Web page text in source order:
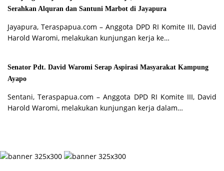
Serahkan Alquran dan Santuni Marbot di Jayapura
Jayapura, Teraspapua.com – Anggota DPD RI Komite III, David
Harold Waromi, melakukan kunjungan kerja ke…
Senator Pdt. David Waromi Serap Aspirasi Masyarakat Kampung
Ayapo
Sentani, Teraspapua.com – Anggota DPD RI Komite III, David
Harold Waromi, melakukan kunjungan kerja dalam…